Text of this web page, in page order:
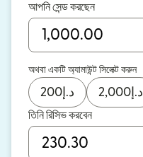
আপনি সেন্ড করছেন
অথবা একটি অ্যামাউন্ট সিলেক্ট করুন
د.إ 200 د.إ 2,000
তিনি রিসিভ করবেন